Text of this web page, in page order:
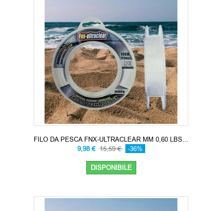
FILO DA PESCA FNX-ULTRACLEAR MM 0,60 LBS...
9,98 € 15,59 € -36%
DISPONIBILE